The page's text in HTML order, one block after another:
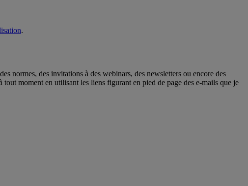
.
normes, des invitations à des webinars, des newsletters ou encore des
moment en utilisant les liens figurant en pied de page des e-mails que je